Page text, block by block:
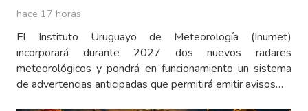
hace 17 horas
El Instituto Uruguayo de Meteorología (Inumet)
incorporará durante 2027 dos nuevos radares
meteorológicos y pondrá en funcionamiento un sistema
de advertencias anticipadas que permitirá emitir avisos…